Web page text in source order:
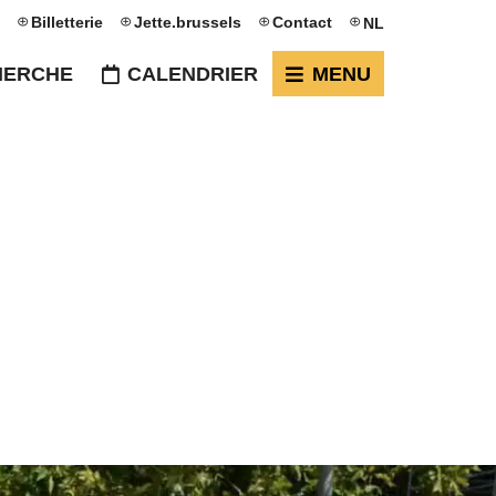
Billetterie Jette.brussels Contact NL
CALENDRIER MENU